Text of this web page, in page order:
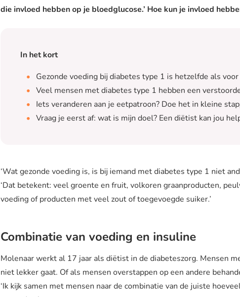
die invloed hebben op je bloedglucose.’ Hoe kun je invloed
In het kort
Gezonde voeding bij diabetes type 1 is hetzelfde als
Veel mensen met diabetes type 1 hebben een
Iets veranderen aan je eetpatroon? Doe het in kleine
Vraag je eerst af: wat is mijn doel? Een diëtist kan jou
‘Wat gezonde voeding is, is bij iemand met diabetes type 1 niet
‘Dat betekent: veel groente en fruit, volkoren graanproducten,
voeding of producten met veel zout of toegevoegde suiker.’
Combinatie van voeding en insuline
Molenaar werkt al 17 jaar als diëtist in de diabeteszorg. Mensen
niet lekker gaat. Of als mensen overstappen op een andere
‘Ik kijk samen met mensen naar de combinatie van de juiste